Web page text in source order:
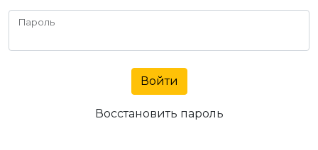
Пароль
Войти
Восстановить пароль